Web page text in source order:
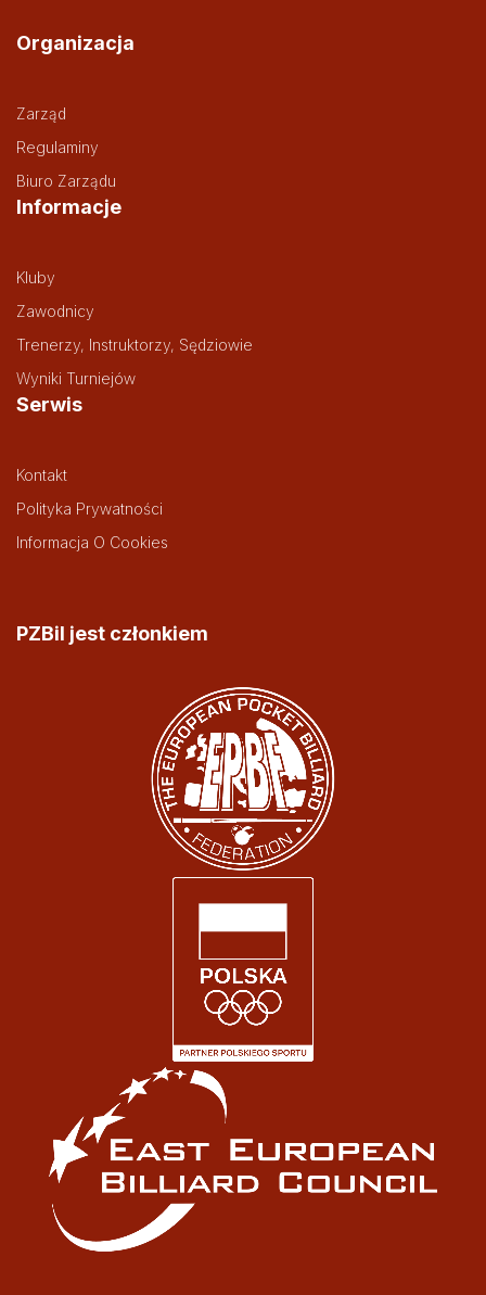
Organizacja
Zarząd
Regulaminy
Biuro Zarządu
Informacje
Kluby
Zawodnicy
Trenerzy, Instruktorzy, Sędziowie
Wyniki Turniejów
Serwis
Kontakt
Polityka Prywatności
Informacja O Cookies
PZBil jest członkiem